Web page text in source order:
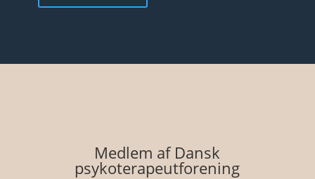
Medlem af Dansk
psykoterapeutforening